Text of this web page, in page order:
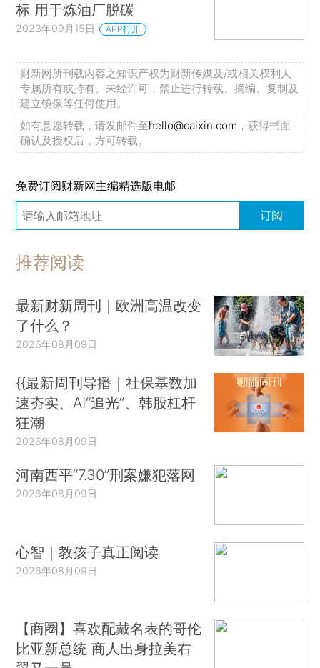
标 用于炼油厂脱碳
2023年09月15日 APP打开
财新网所刊载内容之知识产权为财新传媒及/或相关权利人
专属所有或持有。未经许可，禁止进行转载、摘编、复制及
建立镜像等任何使用。
如有意愿转载，请发邮件至hello@caixin.com ，获得书面
确认及授权后，方可转载。
免费订阅财新网主编精选版电邮
订阅
推荐阅读
最新财新周刊｜欧洲高温改变
了什么？
2026年08月09日
{{最新周刊导播｜社保基数加
速夯实、AI“追光”、韩股杠杆
狂潮
2026年08月09日
河南西平“7.30”刑案嫌犯落网
2026年08月09日
心智｜教孩子真正阅读
2026年08月09日
【商圈】喜欢配戴名表的哥伦
比亚新总统 商人出身拉美右